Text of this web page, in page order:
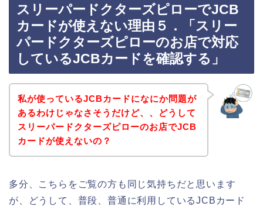
スリーパードクターズピローでJCB
カードが使えない理由５．「スリー
パードクターズピローのお店で対応
しているJCBカードを確認する」
私が使っているJCBカードになにか問題が
あるわけじゃなさそうだけど、、どうして
スリーパードクターズピローのお店でJCB
カードが使えないの？
多分、こちらをご覧の方も同じ気持ちだと思います
が、どうして、普段、普通に利用しているJCBカード